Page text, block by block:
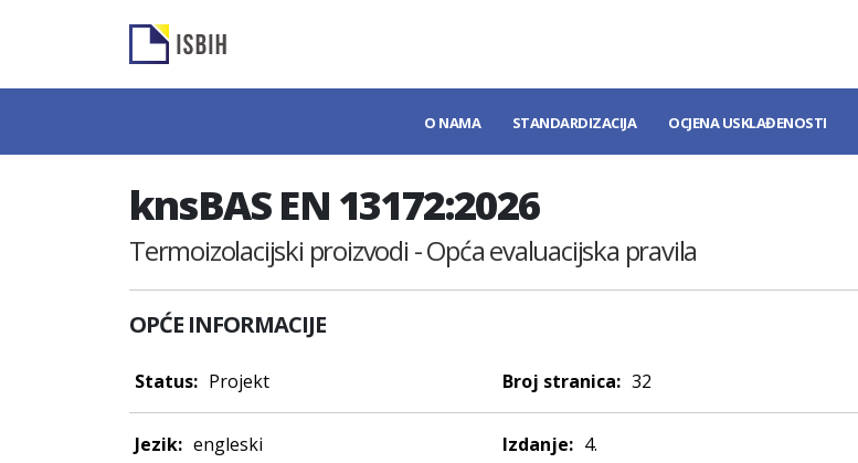
O NAMA STANDARDIZACIJA OCJENA USKLAĐENOSTI
knsBAS EN 13172:2026
Termoizolacijski proizvodi - Opća evaluacijska pravila
OPĆE INFORMACIJE
Status: Projekt Broj stranica: 32
Jezik: engleski Izdanje: 4.